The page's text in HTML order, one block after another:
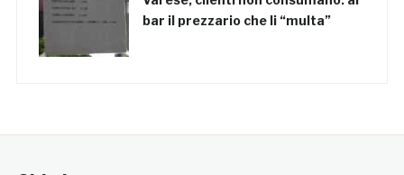
bar il prezzario che li “multa”